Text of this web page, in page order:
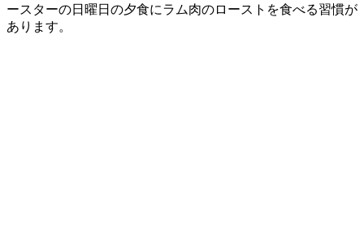
ースターの日曜日の夕食にラム肉のローストを食べる習慣が
あります。